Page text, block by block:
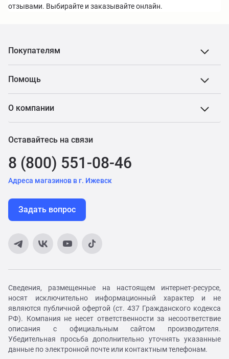
отзывами. Выбирайте и заказывайте онлайн.
Покупателям
Помощь
О компании
Оставайтесь на связи
8 (800) 551-08-46
Адреса магазинов в г. Ижевск
Задать вопрос
Сведения, размещенные на настоящем интернет-ресурсе,
носят исключительно информационный характер и не
являются публичной офертой (ст. 437 Гражданского кодекса
РФ). Компания не несет ответственности за несоответствие
описания с официальным сайтом производителя.
Убедительная просьба дополнительно уточнять указанные
данные по электронной почте или контактным телефонам.